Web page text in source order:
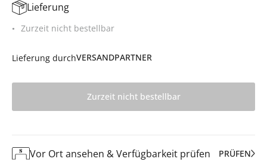
Lieferung
Zurzeit nicht bestellbar
Lieferung durchVERSANDPARTNER
Zurzeit nicht bestellbar
Vor Ort ansehen & Verfügbarkeit prüfen PRÜFEN